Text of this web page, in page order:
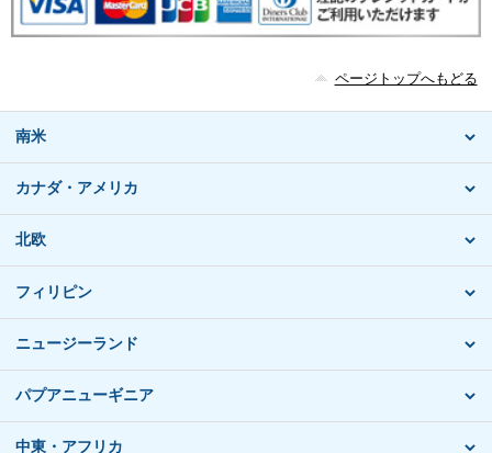
ページトップへもどる
南米
カナダ・アメリカ
北欧
フィリピン
ニュージーランド
パプアニューギニア
中東・アフリカ